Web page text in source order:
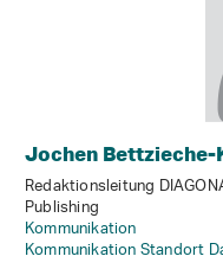
Jochen Bettzieche-
Redaktionsleitung
Publishing
Kommunikation
Kommunikation Standort